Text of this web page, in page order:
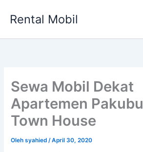
Rental Mobil
Sewa Mobil Dekat
Apartemen
Town House
Olehsyahied/April 30, 2020